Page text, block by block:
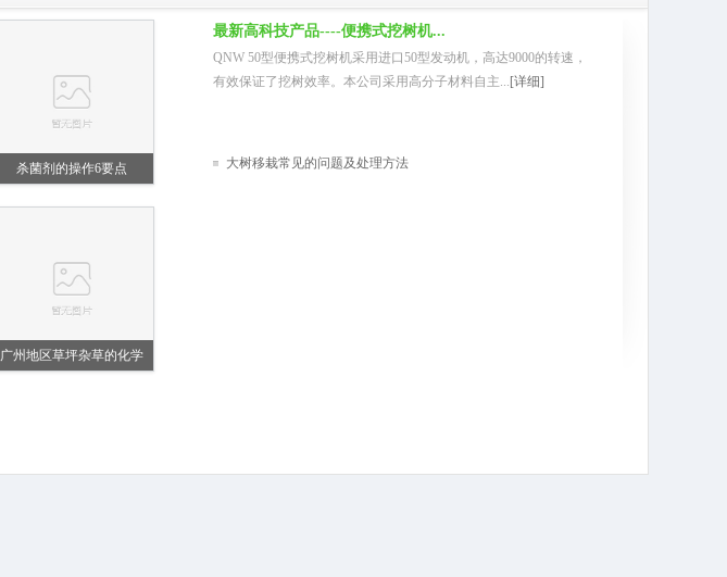
杀菌剂的操作6要点
广州地区草坪杂草的化学
最新高科技产品----便携式挖树机...
QNW 50型便携式挖树机采用进口50型发动机，高达9000的转速，
有效保证了挖树效率。本公司采用高分子材料自主... [详细]
大树移栽常见的问题及处理方法